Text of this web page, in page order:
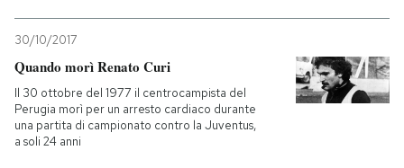
30/10/2017
Quando morì Renato Curi
Il 30 ottobre del 1977 il centrocampista del
Perugia morì per un arresto cardiaco durante
una partita di campionato contro la Juventus,
a soli 24 anni